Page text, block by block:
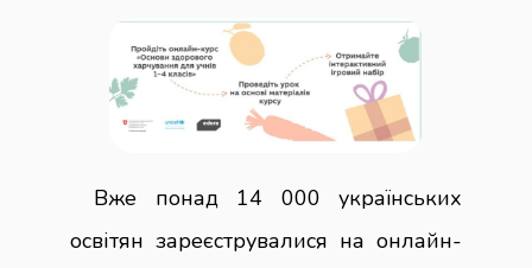
Вже понад 14 000 українських
освітян зареєструвалися на онлайн-